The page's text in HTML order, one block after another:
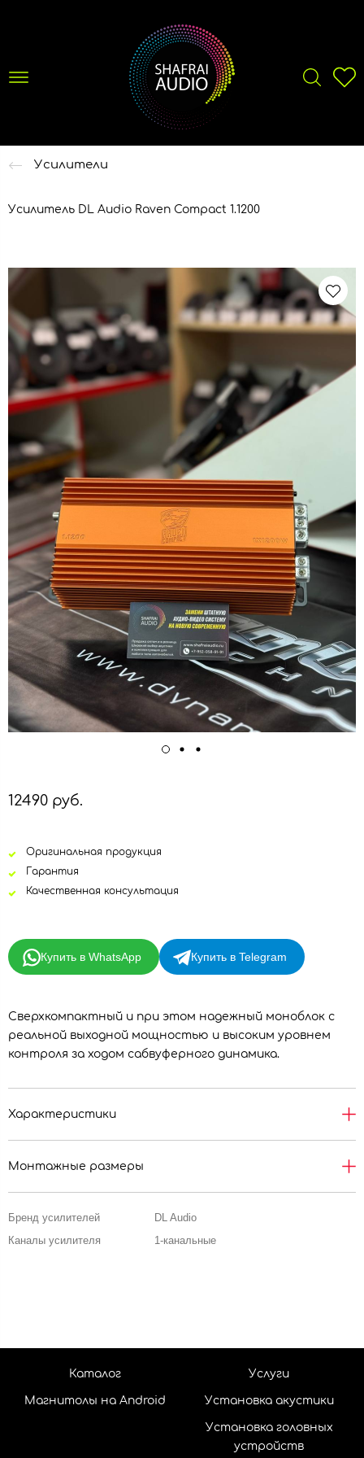
Усилители
Усилитель DL Audio Raven Compact 1.1200
12490 руб.
Оригинальная продукция
Гарантия
Качественная консультация
Купить в WhatsApp Купить в Telegram
Сверхкомпактный и при этом надежный моноблок с
реальной выходной мощностью и высоким уровнем
контроля за ходом сабвуферного динамика.
Характеристики
Монтажные размеры
Бренд усилителей
DL Audio
Каналы усилителя
1-канальные
Каталог
Магнитолы на Android
Услуги
Установка акустики
Установка головных
устройств